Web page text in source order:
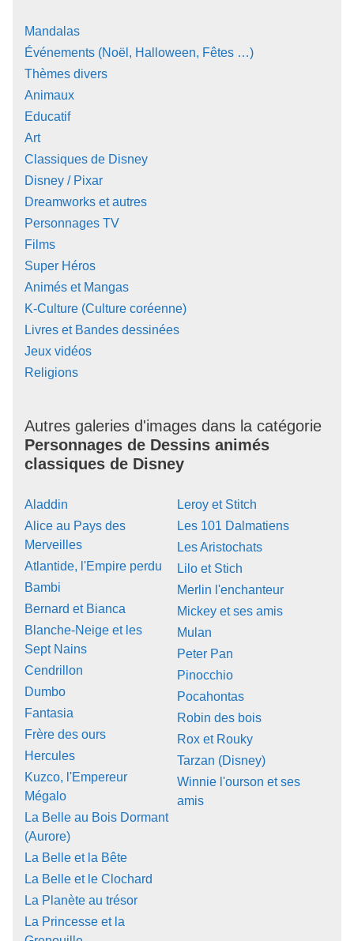
Mandalas
Événements (Noël, Halloween, Fêtes …)
Thèmes divers
Animaux
Educatif
Art
Classiques de Disney
Disney / Pixar
Dreamworks et autres
Personnages TV
Films
Super Héros
Animés et Mangas
K-Culture (Culture coréenne)
Livres et Bandes dessinées
Jeux vidéos
Religions
Autres galeries d'images dans la catégorie
Personnages de Dessins animés
classiques de Disney
Aladdin
Alice au Pays des
Merveilles
Atlantide, l'Empire perdu
Bambi
Bernard et Bianca
Blanche-Neige et les
Sept Nains
Cendrillon
Dumbo
Fantasia
Frère des ours
Hercules
Kuzco, l'Empereur
Mégalo
La Belle au Bois Dormant
(Aurore)
La Belle et la Bête
La Belle et le Clochard
La Planète au trésor
La Princesse et la
Leroy et Stitch
Les 101 Dalmatiens
Les Aristochats
Lilo et Stich
Merlin l'enchanteur
Mickey et ses amis
Mulan
Peter Pan
Pinocchio
Pocahontas
Robin des bois
Rox et Rouky
Tarzan (Disney)
Winnie l'ourson et ses
amis